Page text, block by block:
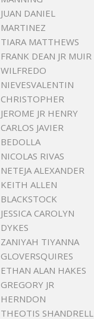
JUAN DANIEL
MARTINEZ
TIARA MATTHEWS
FRANK DEAN JR MUIR
WILFREDO
NIEVESVALENTIN
CHRISTOPHER
JEROME JR HENRY
CARLOS JAVIER
BEDOLLA
NICOLAS RIVAS
NETEJA ALEXANDER
KEITH ALLEN
BLACKSTOCK
JESSICA CAROLYN
DYKES
ZANIYAH TIYANNA
GLOVERSQUIRES
ETHAN ALAN HAKES
GREGORY JR
HERNDON
THEOTIS SHANDRELL